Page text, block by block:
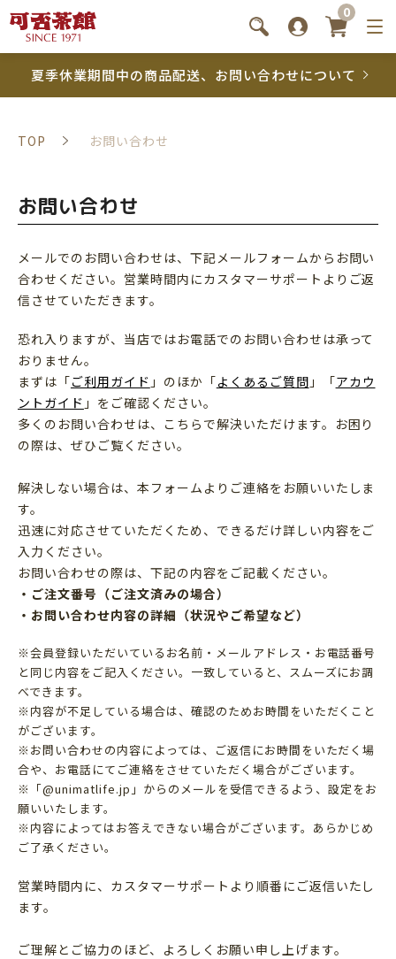
0
夏季休業期間中の商品配送、お問い合わせについて
TOP お問い合わせ
お問い合わせ
メールでのお問い合わせは、下記メールフォームからお問い
合わせください。営業時間内にカスタマーサポートよりご返
信させていただきます。
恐れ入りますが、当店ではお電話でのお問い合わせは承って
おりません。
まずは「ご利用ガイド 」のほか「よくあるご質問 」「アカウ
ントガイド 」をご確認ください。
多くのお問い合わせは、こちらで解決いただけます。お困り
の際は、ぜひご覧ください。
解決しない場合は、本フォームよりご連絡をお願いいたしま
す。
迅速に対応させていただくため、できるだけ詳しい内容をご
入力ください。
お問い合わせの際は、下記の内容をご記載ください。
・ご注文番号（ご注文済みの場合）
・お問い合わせ内容の詳細（状況やご希望など）
※会員登録いただいているお名前・メールアドレス・お電話番号
と同じ内容をご記入ください。一致していると、スムーズにお調
べできます。
※内容が不足している場合は、確認のためお時間をいただくこと
がございます。
※お問い合わせの内容によっては、ご返信にお時間をいただく場
合や、お電話にてご連絡をさせていただく場合がございます。
※「@unimatlife.jp」からのメールを受信できるよう、設定をお
願いいたします。
※内容によってはお答えできない場合がございます。あらかじめ
ご了承ください。
営業時間内に、カスタマーサポートより順番にご返信いたし
ます。
ご理解とご協力のほど、よろしくお願い申し上げます。